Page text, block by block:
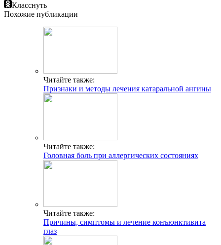
Класснуть
Похожие публикации
Читайте также:
Признаки и методы лечения катаральной ангины
Читайте также:
Головная боль при аллергических состояниях
Читайте также:
Причины, симптомы и лечение конъюнктивита
глаз